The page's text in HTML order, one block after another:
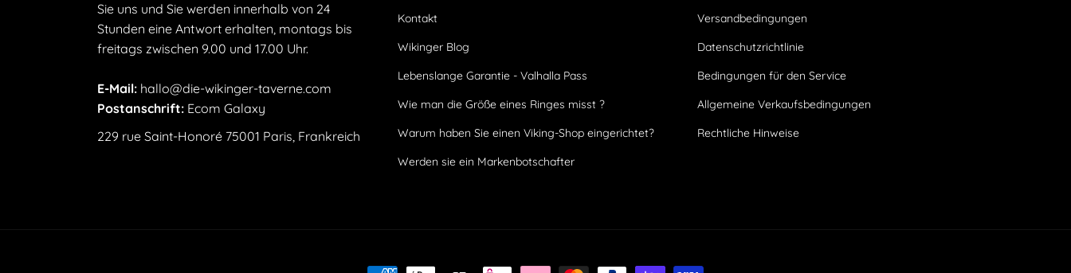
Sie uns und Sie werden innerhalb von 24
Stunden eine Antwort erhalten, montags bis
freitags zwischen 9.00 und 17.00 Uhr.
E-Mail: hallo@die-wikinger-taverne.com
Postanschrift: Ecom Galaxy
229 rue Saint-Honoré 75001 Paris, Frankreich
Kontakt
Wikinger Blog
Lebenslange Garantie - Valhalla Pass
Wie man die Größe eines Ringes misst ?
Warum haben Sie einen Viking-Shop eingerichtet?
Werden sie ein Markenbotschafter
Versandbedingungen
Datenschutzrichtlinie
Bedingungen für den Service
Allgemeine Verkaufsbedingungen
Rechtliche Hinweise